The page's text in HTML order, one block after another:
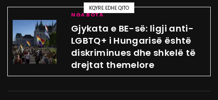
KQYRE EDHE QITO
NGA BOTA
Gjykata e BE-së: ligji anti-
LGBTQ+ i Hungarisë është
diskriminues dhe shkelë të
drejtat themelore